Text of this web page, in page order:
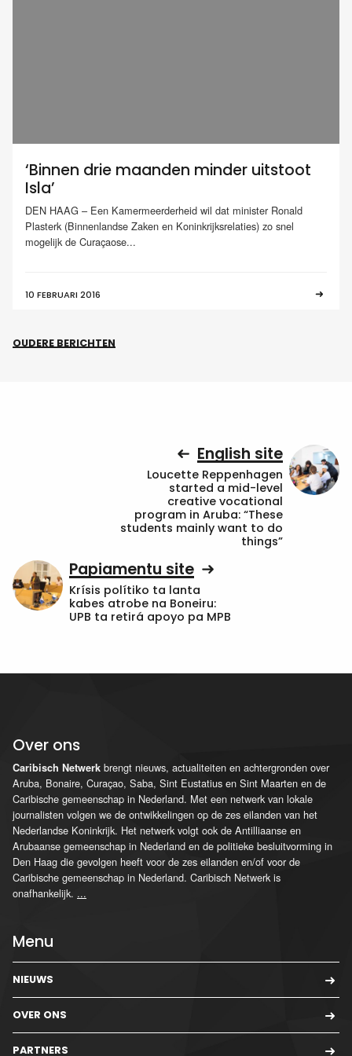
‘Binnen drie maanden minder uitstoot
Isla’
DEN HAAG – Een Kamermeerderheid wil dat minister Ronald
Plasterk (Binnenlandse Zaken en Koninkrijksrelaties) zo snel
mogelijk de Curaçaose...
10 FEBRUARI 2016
OUDERE BERICHTEN
English site
Loucette Reppenhagen
started a mid-level
creative vocational
program in Aruba: “These
students mainly want to do
things”
Papiamentu site
Krísis polítiko ta lanta
kabes atrobe na Boneiru:
UPB ta retirá apoyo pa MPB
Over ons
Caribisch Netwerk brengt nieuws, actualiteiten en achtergronden over
Aruba, Bonaire, Curaçao, Saba, Sint Eustatius en Sint Maarten en de
Caribische gemeenschap in Nederland. Met een netwerk van lokale
journalisten volgen we de ontwikkelingen op de zes eilanden van het
Nederlandse Koninkrijk. Het netwerk volgt ook de Antilliaanse en
Arubaanse gemeenschap in Nederland en de politieke besluitvorming in
Den Haag die gevolgen heeft voor de zes eilanden en/of voor de
Caribische gemeenschap in Nederland. Caribisch Netwerk is
onafhankelijk. ...
Menu
NIEUWS
OVER ONS
PARTNERS